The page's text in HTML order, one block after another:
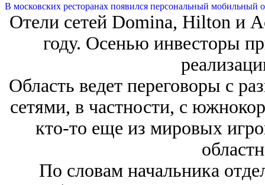
В московских ресторанах появился персональный мобильный
Отели сетей Domina, Hilton и
году. Осенью инвесторы
Область ведет переговоры с
сетями, в частности, с
кто-то еще из мировых
По словам начальника